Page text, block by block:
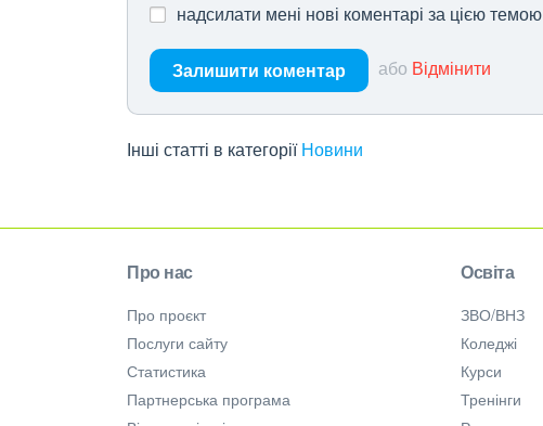
надсилати мені нові коментарі за цією темою
Залишити коментар або Відмінити
Інші статті в категорії Новини
Про нас
Про проєкт
Послуги сайту
Статистика
Партнерська програма
Освіта
ЗВО/ВНЗ
Коледжі
Курси
Тренінги